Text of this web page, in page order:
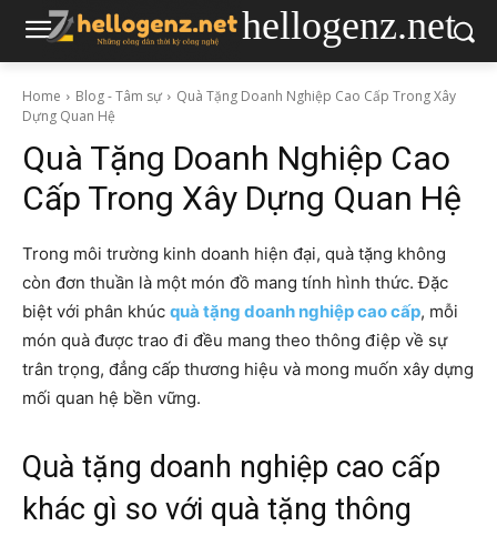
hellogenz.net
Home Blog - Tâm sự
Quà Tặng Doanh Nghiệp Cao Cấp Trong Xây
Dựng Quan Hệ
Quà Tặng Doanh Nghiệp Cao
Cấp Trong Xây Dựng Quan Hệ
Trong môi trường kinh doanh hiện đại, quà tặng không
còn đơn thuần là một món đồ mang tính hình thức. Đặc
biệt với phân khúc quà tặng doanh nghiệp cao cấp, mỗi
món quà được trao đi đều mang theo thông điệp về sự
trân trọng, đẳng cấp thương hiệu và mong muốn xây dựng
mối quan hệ bền vững.
Quà tặng doanh nghiệp cao cấp
khác gì so với quà tặng thông